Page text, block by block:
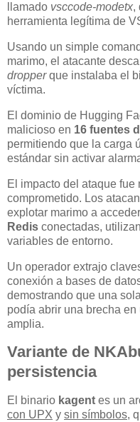
llamado vsccode-modetx,
herramienta legítima de
Usando un simple
marimo, el atacante
dropperque instalaba el
víctima.
El dominio de Hugging
malicioso en 16 fuentes
permitiendo que la carga
estándar sin activar
El impacto del ataque
comprometido. Los
explotar marimo a
Redis conectadas,
variables de entorno.
Un operador extrajo
conexión a bases de
demostrando que una
podía abrir una brecha
amplia.
Variante de
persistencia
El binario kagent es un
con UPX y sin símbolos,